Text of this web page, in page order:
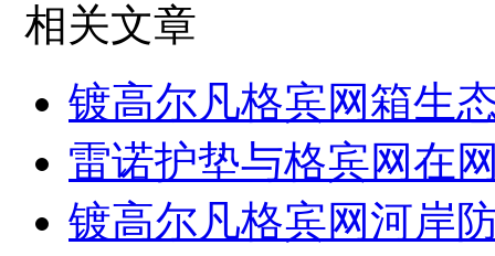
相关文章
镀高尔凡格宾网箱生
雷诺护垫与格宾网在
镀高尔凡格宾网河岸